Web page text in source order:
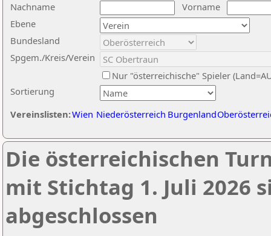
Nachname
Vorname
Ebene
Sortierung
Bundesland
Spgem./Kreis/Verein
Nur "österreichische" Spieler
Vereinslisten:Wien Niederösterreich Burgenland
Die österreichischen
mit Stichtag 1. Juli 2026
abgeschlossen